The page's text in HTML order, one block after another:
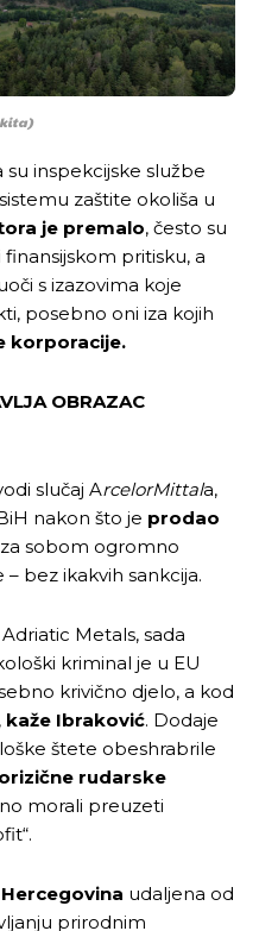
su inspekcijske službe
zaštite okoliša u
je premalo, često su
pritisku, a
s izazovima koje
posebno oni iza kojih
korporacije.
OBRAZAC
slučaj ArcelorMittala,
nakon što je prodao
za sobom ogromno
bez ikakvih sankcija.
Metals, sada
kriminal je u EU
krivično djelo, a kod
kaže Ibraković. Dodaje
štete obeshrabrile
rudarske
morali preuzeti
udaljena od
prirodnim